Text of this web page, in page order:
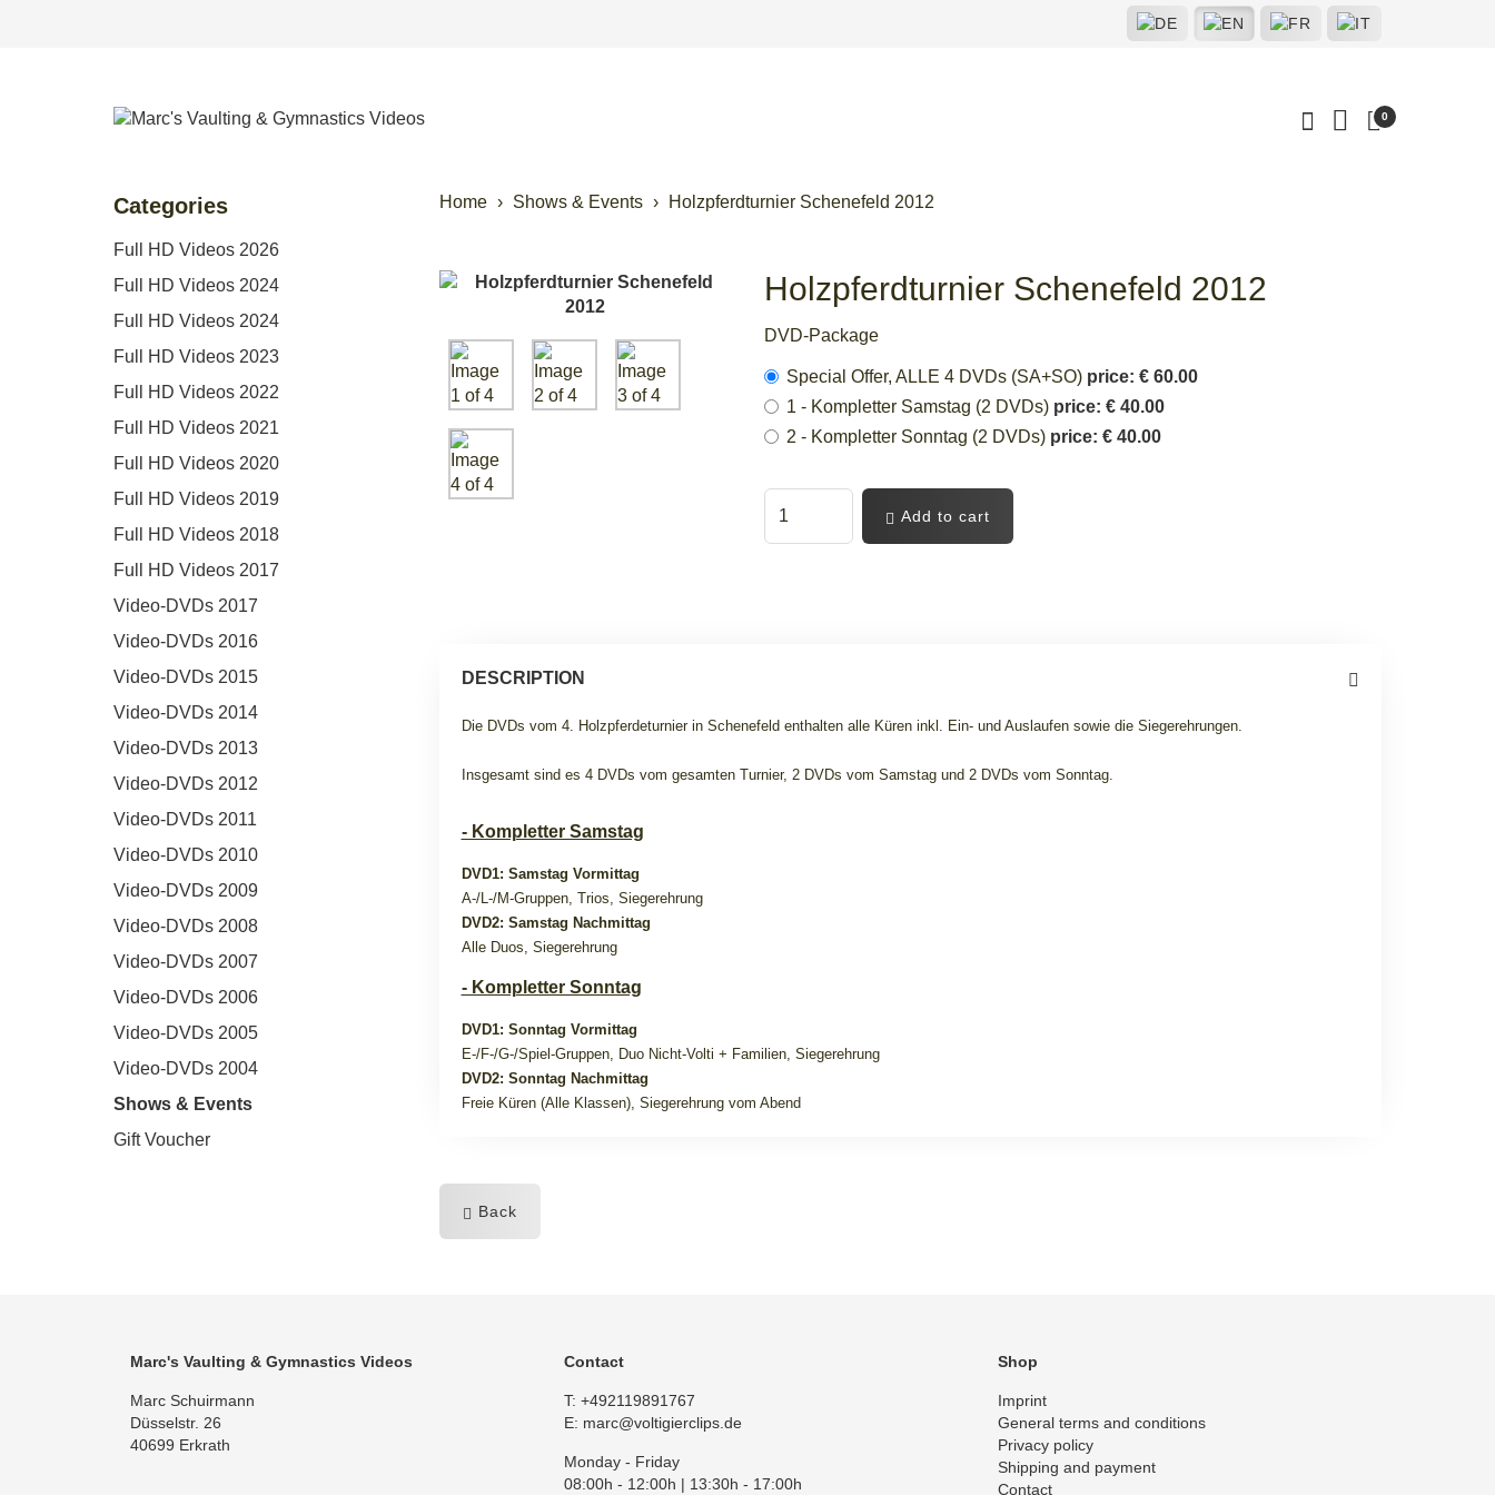
0
Home Shows & Events Holzpferdturnier Schenefeld 2012
Holzpferdturnier Schenefeld 2012
DVD-Package
Special Offer, ALLE 4 DVDs (SA+SO) price: € 60.00
1 - Kompletter Samstag (2 DVDs) price: € 40.00
2 - Kompletter Sonntag (2 DVDs) price: € 40.00
Add to cart
DESCRIPTION
Die DVDs vom 4. Holzpferdeturnier in Schenefeld enthalten alle Küren inkl. Ein- und Auslaufen sowie die Siegerehrungen.
Insgesamt sind es 4 DVDs vom gesamten Turnier, 2 DVDs vom Samstag und 2 DVDs vom Sonntag.
- Kompletter Samstag
DVD1: Samstag Vormittag
A-/L-/M-Gruppen, Trios, Siegerehrung
DVD2: Samstag Nachmittag
Alle Duos, Siegerehrung
- Kompletter Sonntag
DVD1: Sonntag Vormittag
E-/F-/G-/Spiel-Gruppen, Duo Nicht-Volti + Familien, Siegerehrung
DVD2: Sonntag Nachmittag
Freie Küren (Alle Klassen), Siegerehrung vom Abend
Back
Categories
Full HD Videos 2026
Full HD Videos 2024
Full HD Videos 2024
Full HD Videos 2023
Full HD Videos 2022
Full HD Videos 2021
Full HD Videos 2020
Full HD Videos 2019
Full HD Videos 2018
Full HD Videos 2017
Video-DVDs 2017
Video-DVDs 2016
Video-DVDs 2015
Video-DVDs 2014
Video-DVDs 2013
Video-DVDs 2012
Video-DVDs 2011
Video-DVDs 2010
Video-DVDs 2009
Video-DVDs 2008
Video-DVDs 2007
Video-DVDs 2006
Video-DVDs 2005
Video-DVDs 2004
Shows & Events
Gift Voucher
Marc's Vaulting & Gymnastics Videos
Marc Schuirmann
Düsselstr. 26
40699 Erkrath
Contact
T: +492119891767
E: marc@voltigierclips.de
Monday - Friday
08:00h - 12:00h | 13:30h - 17:00h
Shop
Imprint
General terms and conditions
Privacy policy
Shipping and payment
Contact